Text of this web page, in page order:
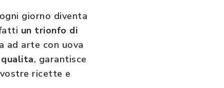
giorno diventa
un trionfo di
ad arte con uova
, garantisce
ricette e